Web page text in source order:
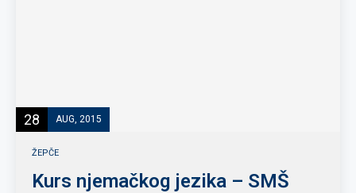
28 AUG, 2015
ŽEPČE
Kurs njemačkog jezika – SMŠ